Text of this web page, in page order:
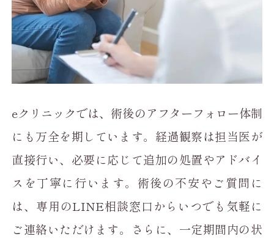
eクリニックでは、術後のアフターフォロー体制
にも万全を期しています。経過観察は担当医が
直接行い、必要に応じて追加の処置やアドバイ
スを丁寧に行います。術後の不安やご質問に
は、専用のLINE相談窓口からいつでも気軽に
ご連絡いただけます。さらに、一定期間内の状